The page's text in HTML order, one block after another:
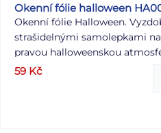
Okenní fólie halloween
Okenní fólie Halloween.
strašidelnými samolepkami
pravou halloweenskou
hladké plochy, například sklo,
kachličky. Čisté, bez lepidla a
59 Kč